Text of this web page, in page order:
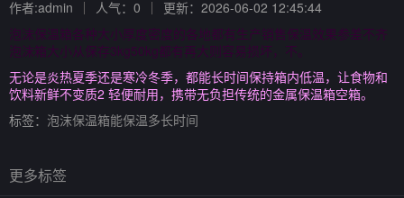
作者:admin 人气：0
更新：2026-06-02 12:45:44
泡沫保温箱各种大小厚度密度的各地都有生产销售保温效果参差不齐
泡沫箱大小从保存3kg50kg都有再大则容易损坏，不。
无论是炎热夏季还是寒冷冬季，都能长时间保持箱内低温，让食物和
饮料新鲜不变质2 轻便耐用，携带无负担传统的金属保温箱空箱。
标签： 泡沫保温箱能保温多长时间
更多标签